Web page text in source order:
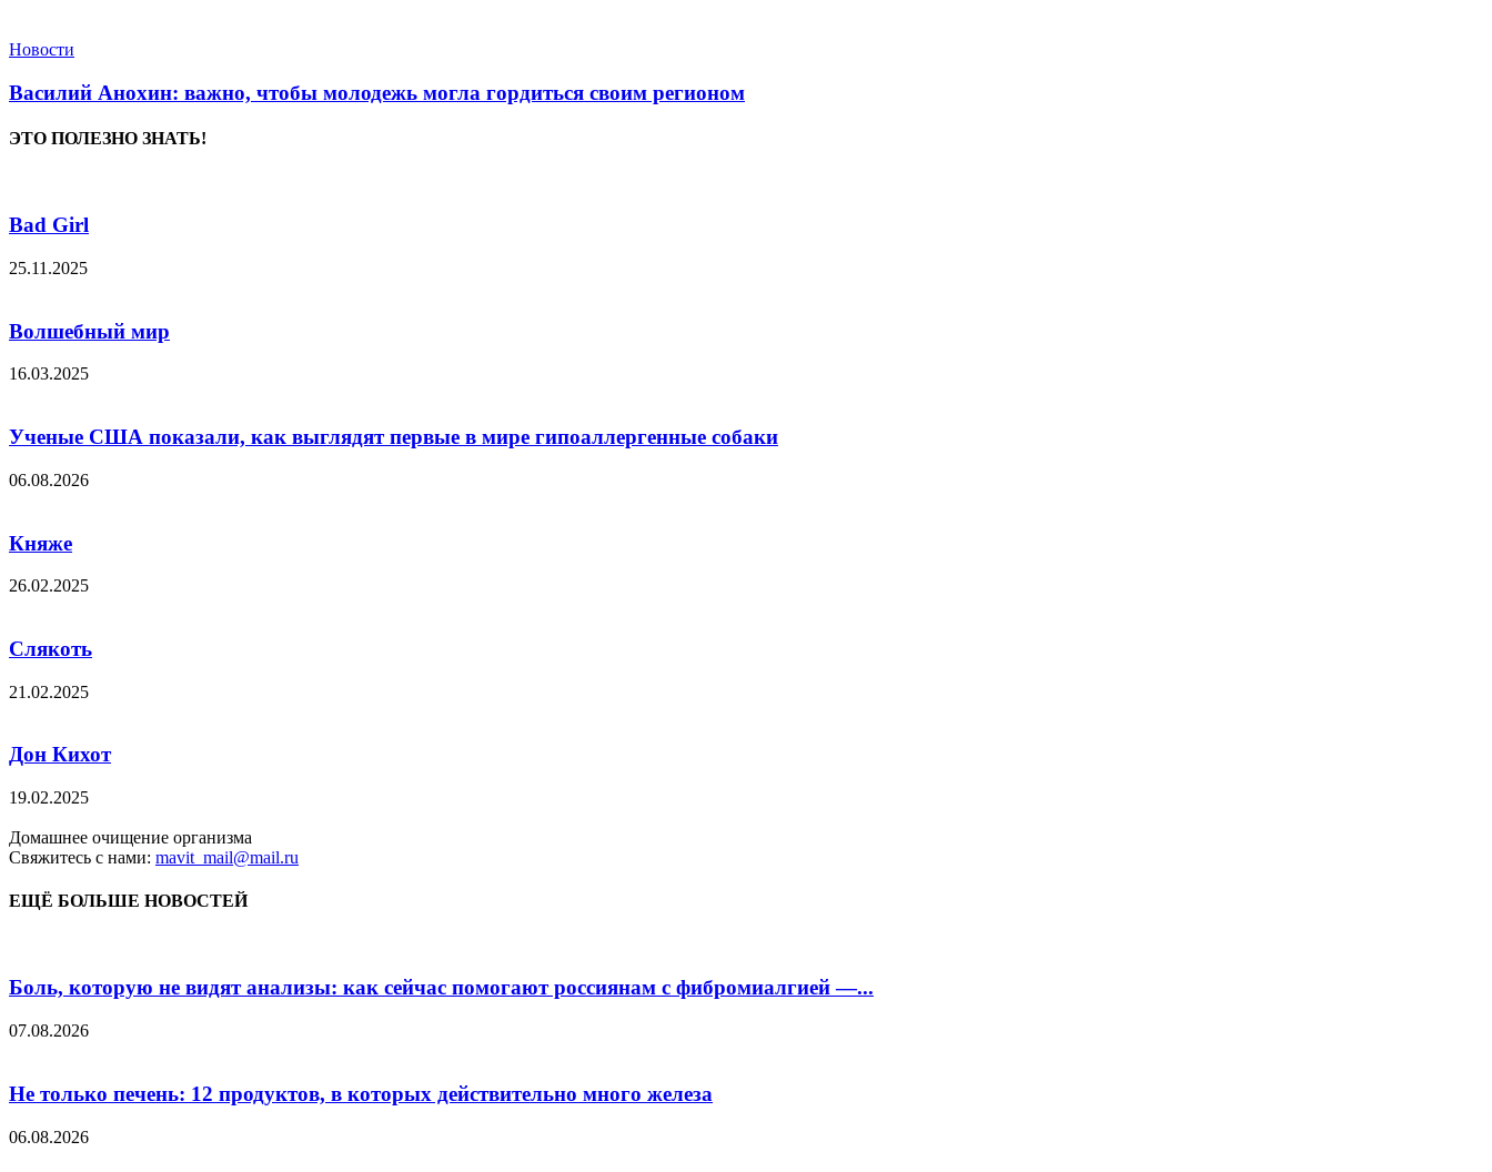
Новости
Василий Анохин: важно, чтобы молодежь могла гордиться своим регионом
ЭТО ПОЛЕЗНО ЗНАТЬ!
Bad Girl
25.11.2025
Волшебный мир
16.03.2025
Ученые США показали, как выглядят первые в мире гипоаллергенные собаки
06.08.2026
Княже
26.02.2025
Слякоть
21.02.2025
Дон Кихот
19.02.2025
Домашнее очищение организма
Свяжитесь с нами: mavit_mail@mail.ru
ЕЩЁ БОЛЬШЕ НОВОСТЕЙ
Боль, которую не видят анализы: как сейчас помогают россиянам с фибромиалгией —...
07.08.2026
Не только печень: 12 продуктов, в которых действительно много железа
06.08.2026